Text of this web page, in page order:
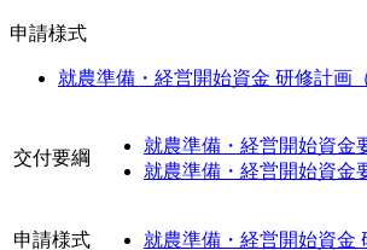
申請様式
就農準備・経営開始資金 研修計画
交付要綱
就農準備・経営開始資金
就農準備・経営開始資金
申請様式 就農準備・経営開始資金